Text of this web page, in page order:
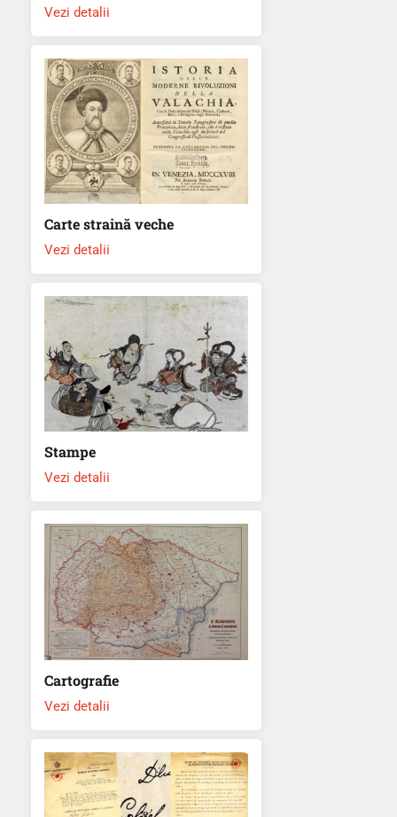
Vezi detalii
Carte straină veche
Vezi detalii
Stampe
Vezi detalii
Cartografie
Vezi detalii